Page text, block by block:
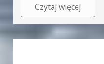
Czytaj więcej